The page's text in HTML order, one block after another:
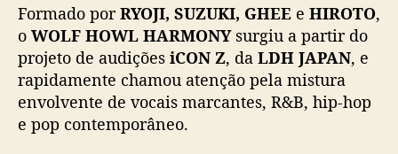
r
i
e
n
d
s
Formado porRYOJI, SUZUKI, GHEE e HIROTO,
o WOLF HOWL HARMONYsurgiu a partir do
projeto de audições iCON Z, da LDH JAPAN, e
rapidamente chamou atenção pela mistura
envolvente de vocais marcantes, R&B, hip-hop
e pop contemporâneo.